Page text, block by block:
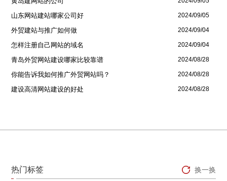
山东网站建站哪家公司好 2024/09/05
外贸建站与推广如何做 2024/09/04
怎样注册自己网站的域名 2024/09/04
青岛外贸网站建设哪家比较靠谱 2024/08/28
你能告诉我如何推广外贸网站吗？ 2024/08/28
建设高清网站建设的好处 2024/08/28
热门标签 换一换